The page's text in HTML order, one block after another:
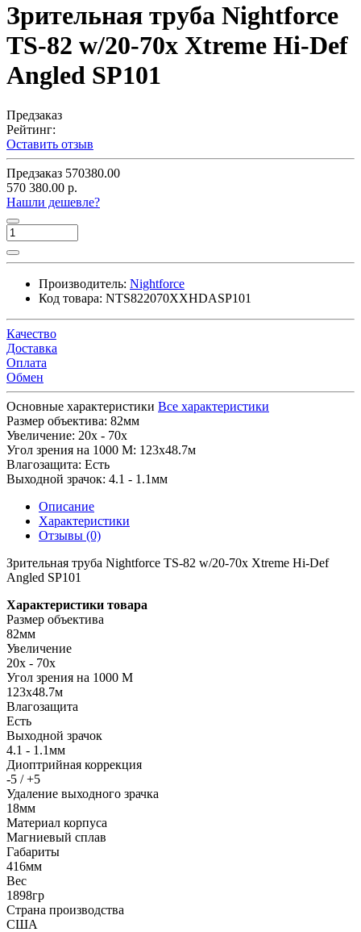
Зрительная труба Nightforce
TS-82 w/20-70x Xtreme Hi-Def
Angled SP101
Предзаказ
Рейтинг:
Оставить отзыв
Предзаказ 570380.00
570 380.00 р.
Нашли дешевле?
Производитель: Nightforce
Код товара: NTS822070XXHDASP101
Качество
Доставка
Оплата
Обмен
Основные характеристики Все характеристики
Размер объектива: 82мм
Увеличение: 20x - 70x
Угол зрения на 1000 М: 123x48.7м
Влагозащита: Есть
Выходной зрачок: 4.1 - 1.1мм
Описание
Характеристики
Отзывы (0)
Зрительная труба Nightforce TS-82 w/20-70x Xtreme Hi-Def
Angled SP101
Характеристики товара
Размер объектива
82мм
Увеличение
20x - 70x
Угол зрения на 1000 М
123x48.7м
Влагозащита
Есть
Выходной зрачок
4.1 - 1.1мм
Диоптрийная коррекция
-5 / +5
Удаление выходного зрачка
18мм
Материал корпуса
Магниевый сплав
Габариты
416мм
Вес
1898гр
Страна производства
США